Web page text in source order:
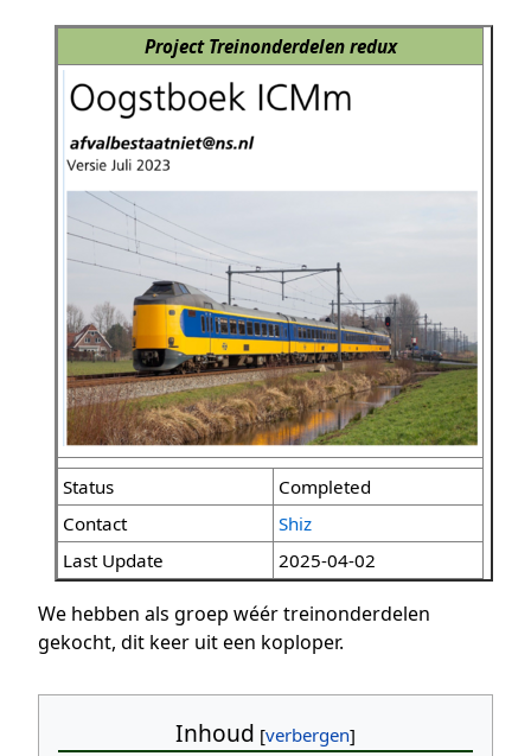
Project Treinonderdelen redux
Status
Completed
Contact
Shiz
Last Update
2025-04-02
We hebben als groep wéér treinonderdelen
gekocht, dit keer uit een koploper.
Inhoud